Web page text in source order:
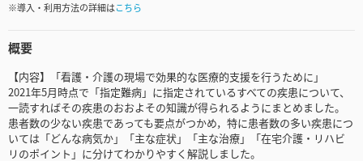
※導入・利用方法の詳細はこちら
概要
【内容】「看護・介護の現場で効果的な医療的支援を行うために」
2021年5月時点で「指定難病」に指定されているすべての疾患について、
一読すればその疾患のおおよその知識が得られるようにまとめました。
患者数の少ない疾患であっても要点がつかめ，特に患者数の多い疾患につ
いては「どんな病気か」「主な症状」「主な治療」「在宅介護・リハビ
リのポイント」に分けてわかりやすく解説しました。